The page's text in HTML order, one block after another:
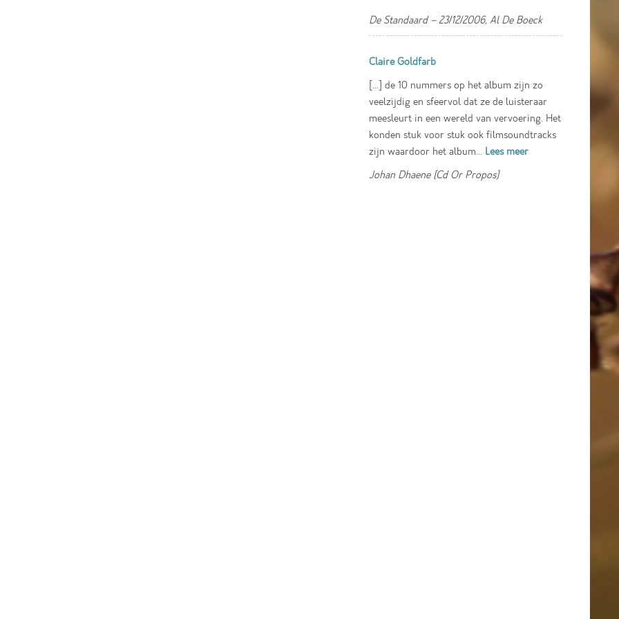
De Standaard – 23/12/2006, Al De Boeck
Claire Goldfarb
[...] de 10 nummers op het album zijn zo
veelzijdig en sfeervol dat ze de luisteraar
meesleurt in een wereld van vervoering. Het
konden stuk voor stuk ook filmsoundtracks
zijn waardoor het album... Lees meer
Johan Dhaene (Cd Or Propos)